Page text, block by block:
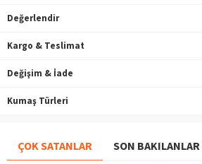
Değerlendir
Kargo & Teslimat
Değişim & İade
Kumaş Türleri
ÇOK SATANLAR SON BAKILANLAR